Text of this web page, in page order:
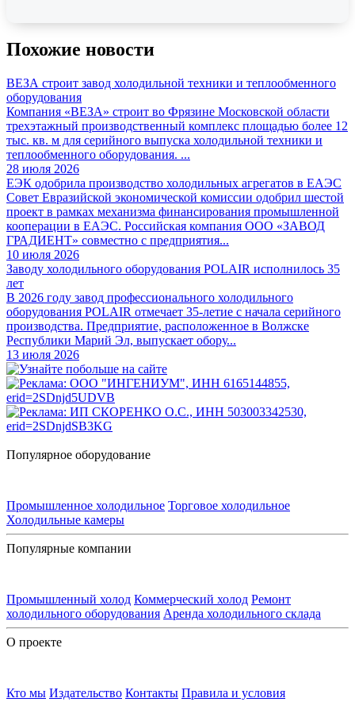
Похожие новости
ВЕЗА строит завод холодильной техники и теплообменного
оборудования
Компания «ВЕЗА» строит во Фрязине Московской области
трехэтажный производственный комплекс площадью более 12
тыс. кв. м для серийного выпуска холодильной техники и
теплообменного оборудования. ...
28 июля 2026
ЕЭК одобрила производство холодильных агрегатов в ЕАЭС
Совет Евразийской экономической комиссии одобрил шестой
проект в рамках механизма финансирования промышленной
кооперации в ЕАЭС. Российская компания ООО «ЗАВОД
ГРАДИЕНТ» совместно с предприятия...
10 июля 2026
Заводу холодильного оборудования POLAIR исполнилось 35
лет
В 2026 году завод профессионального холодильного
оборудования POLAIR отмечает 35-летие с начала серийного
производства. Предприятие, расположенное в Волжске
Республики Марий Эл, выпускает обору...
13 июля 2026
Популярное оборудование
Промышленное холодильное Торговое холодильное
Холодильные камеры
Популярные компании
Промышленный холод Коммерческий холод Ремонт
холодильного оборудования Аренда холодильного склада
О проекте
Кто мы Издательство Контакты Правила и условия